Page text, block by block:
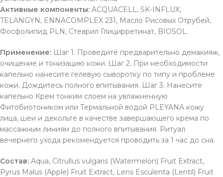
Активные компоненты: ACQUACELL, SK-INFLUX,
TELANGYN, ENNACOMPLEX 231, Масло Рисовых Отрубей,
Фосфолипид PLN, Стеарил Глицирретинат, BIOSOL.
Применение: Шаг 1. Проведите предварительно демакияж,
очищение и тонизацию кожи. Шаг 2. При необходимости
капельно нанесите гелевую сыворотку по типу и проблеме
кожи. Дождитесь полного впитывания. Шаг 3. Нанесите
капельно Крем тонким слоем на увлажненную
Фитобиотоником или Термальной водой PLEYANA кожу
лица, шеи и декольте в качестве завершающего крема по
массажным линиям до полного впитывания. Ритуал
вечернего ухода рекомендуется проводить за 1 час до сна.
Состав: Aqua, Citrullus vulgaris (Watermelon) Fruit Extract,
Pyrus Malus (Apple) Fruit Extract, Lens Esculenta (Lentil) Fruit